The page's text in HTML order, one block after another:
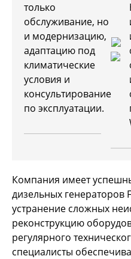
только
обслуживание, но
и модернизацию,
адаптацию под
климатические
условия и
консультирование
по эксплуатации.
Компания имеет
дизельных генераторов
устранение сложных
реконструкцию
регулярного
специалисты